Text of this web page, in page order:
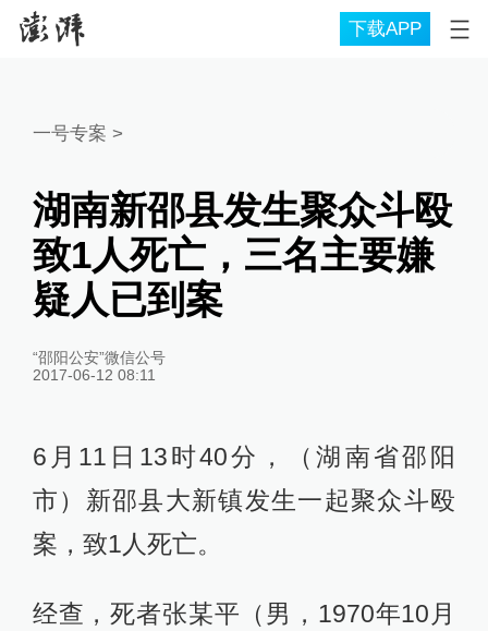
下载APP
一号专案 >
湖南新邵县发生聚众斗殴
致1人死亡，三名主要嫌
疑人已到案
“邵阳公安”微信公号
2017-06-12 08:11
6月11日13时40分，（湖南省邵阳
市）新邵县大新镇发生一起聚众斗殴
案，致1人死亡。
经查，死者张某平（男，1970年10月